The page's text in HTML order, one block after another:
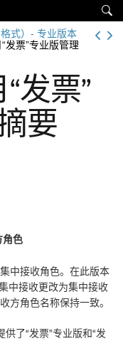

式）- 专业版本
发票”专业版管理
发票”
要
角色
中接收角色。在此版本
中接收更改为集中接收
方角色名称保持一致。
了“发票”专业版和“发